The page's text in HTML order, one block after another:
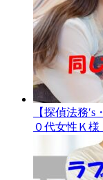
【探偵法務
０代女性Ｋ様